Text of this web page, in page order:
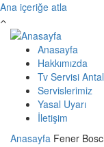
Ana içeriğe atla
Anasayfa
Hakkımızda
Tv Servisi
Servislerimiz
Yasal Uyarı
İletişim
Anasayfa Fener